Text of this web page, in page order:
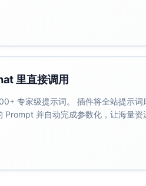
计渠道效果与饱和。
与平均频次或GRP/TRP估算。
、Michaelis-Menten、对数或S型
Lift数据校准高频段的边际效应。
里直接调用
专家级提示词。 插件将全站提示
Prompt 并自动完成参数化，让海量资